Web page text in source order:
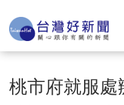
桃市府就服處